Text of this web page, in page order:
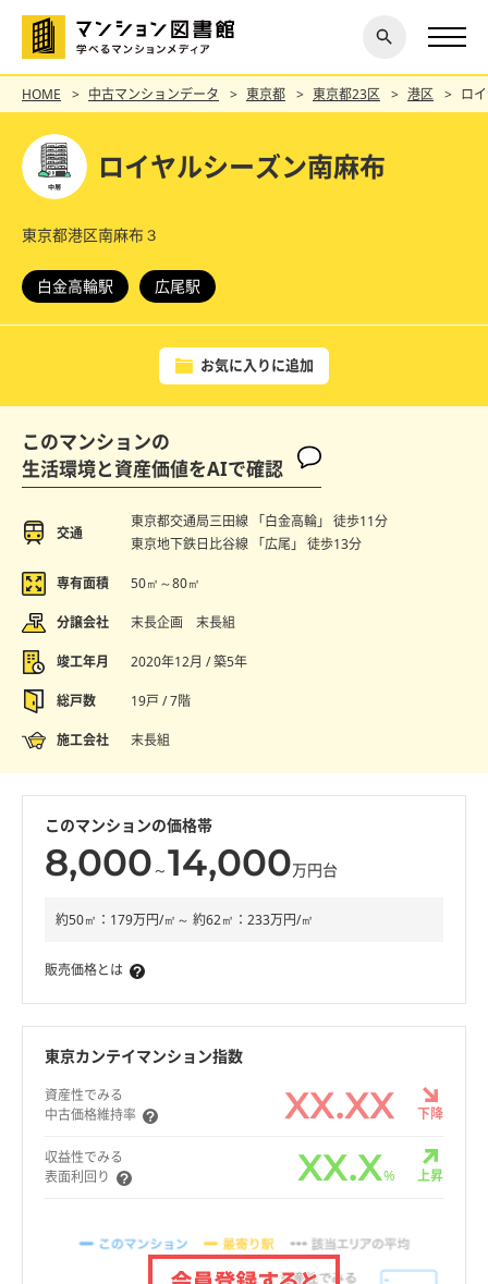
探す
閉じ
る
HOME 中古マンションデータ 東京都 東京都23区 港区 ロ
ロイヤルシーズン南麻布
東京都港区南麻布３
白金高輪駅 広尾駅
お気に入りに追加
このマンションの
生活環境と資産価値をAIで確認
交通
東京都交通局三田線 「白金高輪」 徒歩11分
東京地下鉄日比谷線 「広尾」 徒歩13分
専有面積 50㎡～80㎡
分譲会社 末長企画 末長組
竣工年月 2020年12月 / 築5年
総戸数 19戸 / 7階
施工会社 末長組
このマンションの価格帯
8,000 ～14,000万円台
約50㎡：179万円/㎡～ 約62㎡：233万円/㎡
販売価格とは
東京カンテイマンション指数
資産性でみる
中古価格維持率
XX.XX 下降
収益性でみる
表面利回り
XX.X% 上昇